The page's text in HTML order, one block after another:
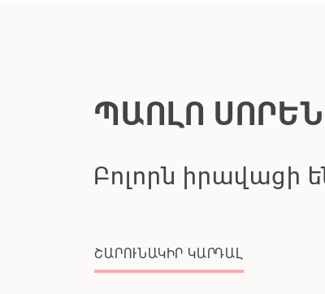
ՊԱՈԼՈ
Բոլորն իրավացի
ՇԱՐՈՒՆԱԿԻՐ ԿԱՐԴԱԼ